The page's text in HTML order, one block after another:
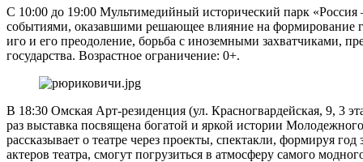
С 10:00 до 19:00 Мультимедийный исторический парк
событиями, оказавшими решающее влияние на формирование
иго и его преодоление, борьба с иноземными захватчиками,
государства. Возрастное ограничение: 0+.
В 18:30 Омская Арт-резиденция (ул. Красногвардейская, 9, 3
раз выставка посвящена богатой и яркой истории
рассказывает о театре через проекты, спектакли, формируя
актеров театра, смогут погрузиться в атмосферу самого